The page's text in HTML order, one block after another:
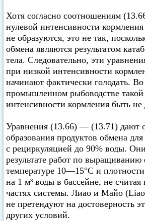
Хотя согласно соотношениям
нулевой интенсивности
не образуются, это не так,
обмена являются результатом
тела. Следовательно, эти
при низкой интенсивности
начинают фактически голодать. Во
промышленном рыбоводстве такой
интенсивности кормления быть
Уравнения (13.66) — (13.71) дают
образования продуктов обмена
с рециркуляцией до 90% воды.
результате работ по
температуре 10—15°C и
на 1 м³ воды в бассейне, не считая
частях системы. Лиао и Майо
не претендуют на достоверность
других условий.